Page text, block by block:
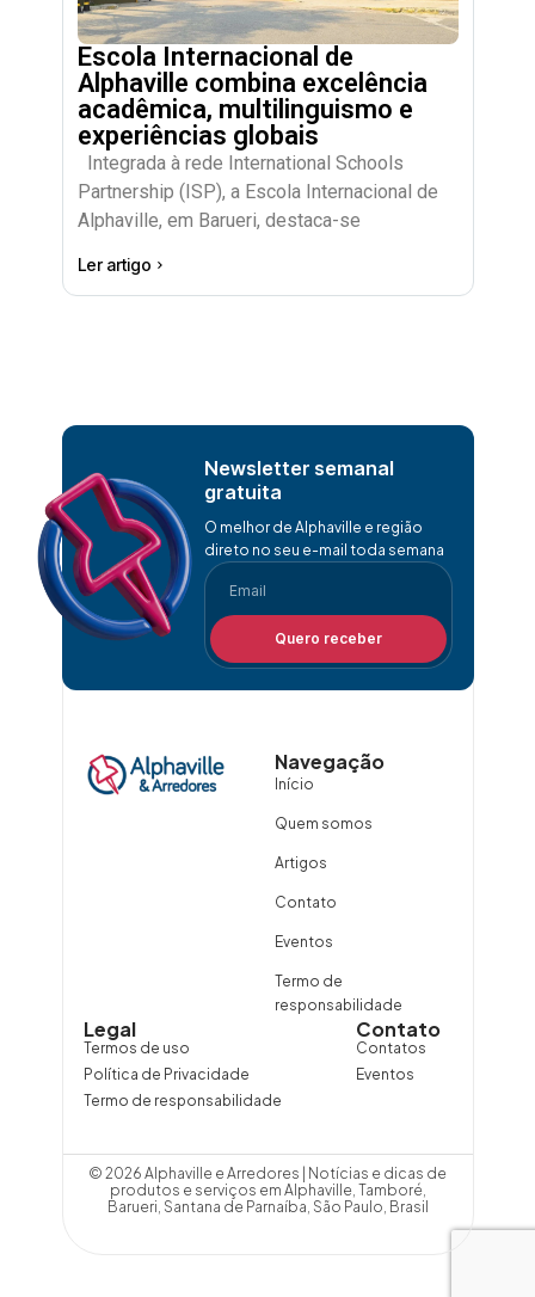
Escola Internacional de
Alphaville combina excelência
acadêmica, multilinguismo e
experiências globais
Integrada à rede International Schools
Partnership (ISP), a Escola Internacional de
Alphaville, em Barueri, destaca-se
Ler artigo
Newsletter semanal
gratuita
O melhor de Alphaville e região
direto no seu e-mail toda semana
Quero receber
Navegação
Início
Quem somos
Artigos
Contato
Eventos
Termo de
responsabilidade
Contato
Contatos
Eventos
Legal
Termos de uso
Política de Privacidade
Termo de responsabilidade
© 2026 Alphaville e Arredores | Notícias e dicas de
produtos e serviços em Alphaville, Tamboré,
Barueri, Santana de Parnaíba, São Paulo, Brasil